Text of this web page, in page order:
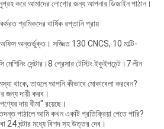
করে আমাদের লোগোর জন্য আপনার ডিজাইন পাঠান।
শ্রমিকদের বার্ষিক রপ্তানি প্রায়
অফিস অন্তর্ভুক্ত। সজ্জিত 130 CNCS, 10 মাল্টি-
সেন্টার।8 প্রেসার টেস্টিং ইকুইপমেন্ট।7 লীন
থাকে, তাহলে আপনি কীভাবে মোকাবেলা করবেন?
জন্য দায়ী করব।
দায় বীমা" রয়েছে।
পাঠালে আমি কখন একটি প্রতিক্রিয়া পেতে পারি?
ঘন্টার মধ্যে বিশদ সহ উত্তর দেব।